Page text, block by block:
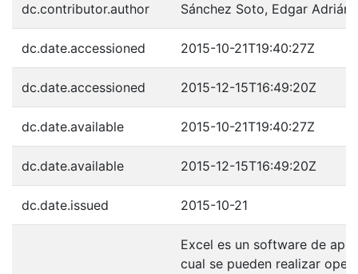
dc.contributor.author Sánchez Soto, Edgar Adrián
dc.date.accessioned 2015-10-21T19:40:27Z
dc.date.accessioned 2015-12-15T16:49:20Z
dc.date.available 2015-10-21T19:40:27Z
dc.date.available 2015-12-15T16:49:20Z
dc.date.issued 2015-10-21
Excel es un software de
cual se pueden realizar